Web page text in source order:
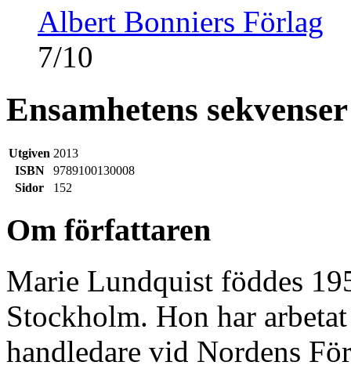
Albert Bonniers Förlag
7/10
Ensamhetens sekvenser
Utgiven 2013
ISBN
9789100130008
Sidor
152
Om författaren
Marie Lundquist föddes
Stockholm. Hon har
handledare vid Nordens